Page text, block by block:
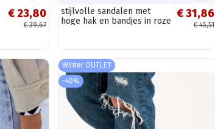
€ 23,80
€ 39,67
stijlvolle sandalen met
hoge hak en bandjes in roze
€ 31,86
€ 45,51
Winter OUTLET
-40%